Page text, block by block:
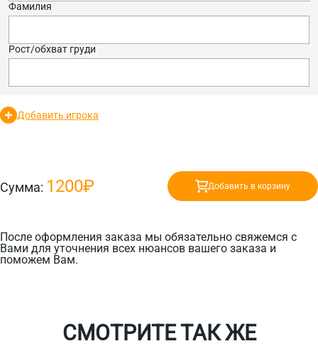
Фамилия
Рост/обхват груди
Добавить игрока
После оформления заказа мы обязательно свяжемся с
Вами для уточнения всех нюансов вашего заказа и
поможем Вам.
Сумма: 1200₽ Добавить в корзину
СМОТРИТЕ ТАК ЖЕ